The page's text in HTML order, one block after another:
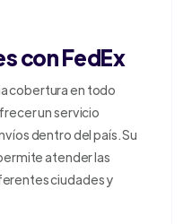
con FedEx
cobertura en todo
un servicio
dentro del país. Su
atender las
ciudades y